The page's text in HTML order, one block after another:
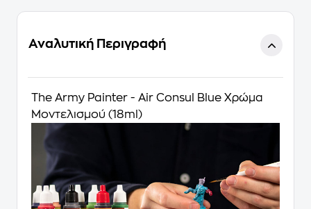
Αναλυτική Περιγραφή
The Army Painter - Air Consul Blue Χρώμα
Μοντελισμού (18ml)